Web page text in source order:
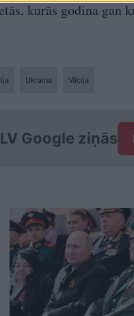
kurās godina gan
Ukraina Vācija
Google ziņās